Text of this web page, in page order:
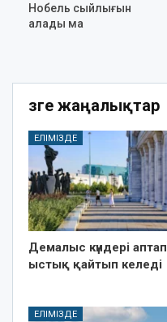
Нобель сыйлығын
алады ма
Өзге жаңалықтар
ЕЛІМІЗДЕ
Демалыс күндері аптап
ыстық қайтып келеді
ЕЛІМІЗДЕ